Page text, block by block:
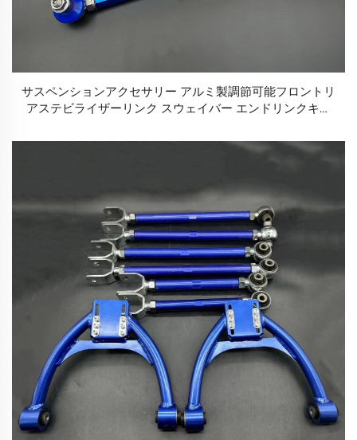
サスペンションアクセサリー アルミ製調節可能フロントリ
アステビライザーリンク スウェイバー エンドリンクキッ